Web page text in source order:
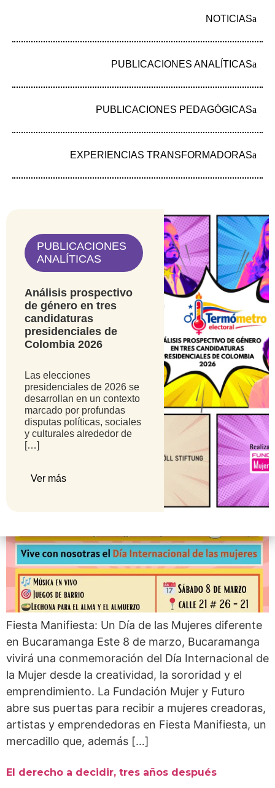
NOTICIAS
PUBLICACIONES ANALÍTICAS
PUBLICACIONES PEDAGÓGICAS
EXPERIENCIAS TRANSFORMADORAS
PUBLICACIONES
ANALÍTICAS
Análisis prospectivo
de género en tres
candidaturas
presidenciales de
Colombia 2026
Las elecciones
presidenciales de 2026 se
desarrollan en un contexto
marcado por profundas
disputas políticas, sociales
y culturales alrededor de
[…]
Ver más
IVE en movimiento: lo que hicimos para llevar el
derecho a donde más se necesita Garantizar un
derecho requiere algo más que leyes: necesita
presencia, escucha y camino. Así empezó esta
historia: con la urgencia de hacer posible el
acceso a la interrupción Voluntaria del Embarazo –
IVE en los territorios y vidas donde aún […]
Fiesta Manifiesta: Un Día de las Mujeres
diferente en Bucaramanga
Fiesta Manifiesta: Un Día de las Mujeres diferente
en Bucaramanga Este 8 de marzo, Bucaramanga
vivirá una conmemoración del Día Internacional de
la Mujer desde la creatividad, la sororidad y el
emprendimiento. La Fundación Mujer y Futuro
abre sus puertas para recibir a mujeres creadoras,
artistas y emprendedoras en Fiesta Manifiesta, un
mercadillo que, además […]
El derecho a decidir, tres años después